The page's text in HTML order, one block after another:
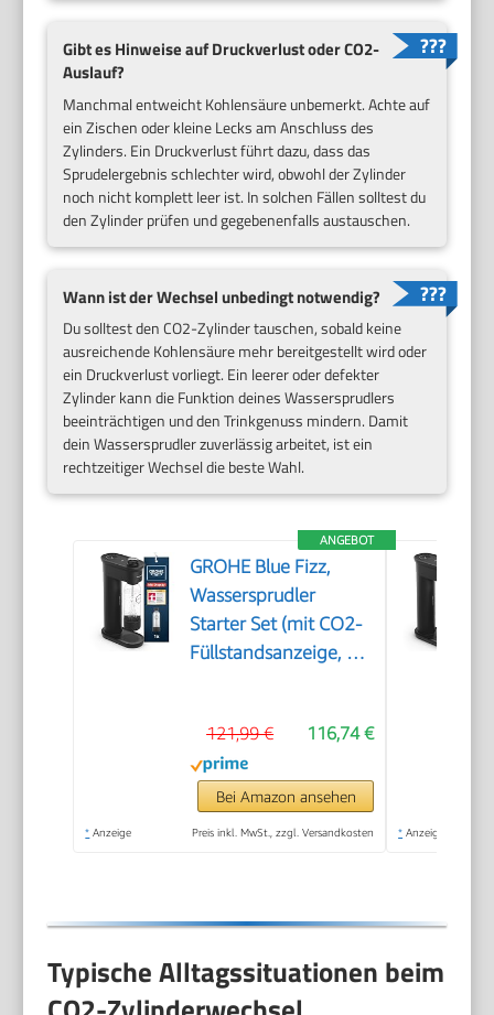
Gibt es Hinweise auf Druckverlust oder CO2-
Auslauf?
Manchmal entweicht Kohlensäure unbemerkt. Achte auf
ein Zischen oder kleine Lecks am Anschluss des
Zylinders. Ein Druckverlust führt dazu, dass das
Sprudelergebnis schlechter wird, obwohl der Zylinder
noch nicht komplett leer ist. In solchen Fällen solltest du
den Zylinder prüfen und gegebenenfalls austauschen.
Wann ist der Wechsel unbedingt notwendig?
Du solltest den CO2-Zylinder tauschen, sobald keine
ausreichende Kohlensäure mehr bereitgestellt wird oder
ein Druckverlust vorliegt. Ein leerer oder defekter
Zylinder kann die Funktion deines Wassersprudlers
beeinträchtigen und den Trinkgenuss mindern. Damit
dein Wassersprudler zuverlässig arbeitet, ist ein
rechtzeitiger Wechsel die beste Wahl.
ANGEBOT
GROHE Blue Fizz,
Wassersprudler
Starter Set (mit CO2-
Füllstandsanzeige, 3
Flasche, 1x 0,85l
Wasserflasche +
Reinigungspulver),
schwarz, 31947K00
116,74 €
121,99 €
Bei Amazon ansehen
* Anzeige Preis inkl. MwSt., zzgl. Versandkosten * Anzeige
Typische Alltagssituationen beim